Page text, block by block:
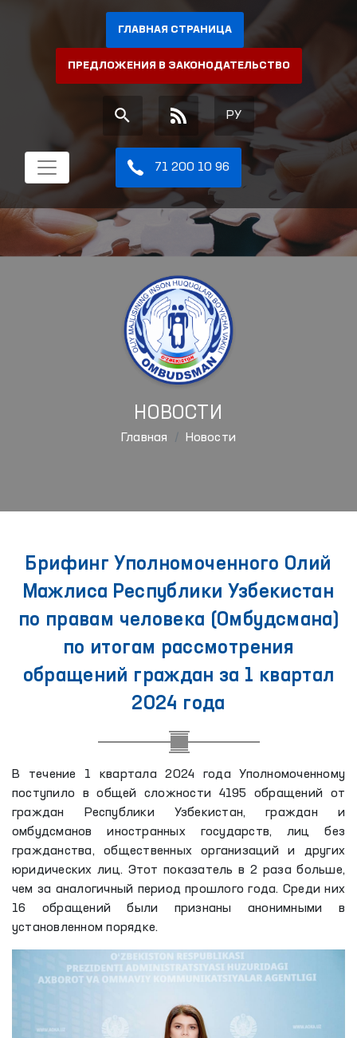
ГЛАВНАЯ СТРАНИЦА
ПРЕДЛОЖЕНИЯ В ЗАКОНОДАТЕЛЬСТВО
РУ
71 200 10 96
НОВОСТИ
Главная Новости
Брифинг Уполномоченного Олий
Мажлиса Республики Узбекистан
по правам человека (Омбудсмана)
по итогам рассмотрения
обращений граждан за 1 квартал
2024 года
В течение 1 квартала 2024 года Уполномоченному
поступило в общей сложности 4195 обращений от
граждан Республики Узбекистан, граждан и
омбудсманов иностранных государств, лиц без
гражданства, общественных организаций и других
юридических лиц. Этот показатель в 2 раза больше,
чем за аналогичный период прошлого года. Среди них
16 обращений были признаны анонимными в
установленном порядке.